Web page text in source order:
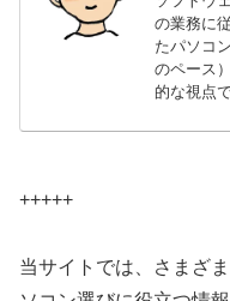
の業務に
たパソコ
のペース
的な視点
+++++
当サイトでは、さまざ